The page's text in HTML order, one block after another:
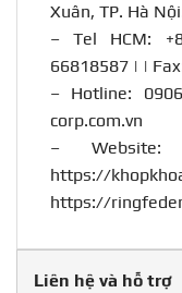
Xuân, TP. Hà
– Tel HCM:
66818587 | |
– Hotline:
corp.com.vn
– Website:
https://
https://
Liên hệ và hỗ trợ